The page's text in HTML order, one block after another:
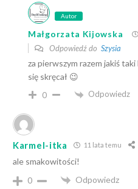
Autor
Małgorzata Kijowska
Odpowiedź do Szysia
za pierwszym razem jakiś
się skręcał 😉
0 Odpowiedz
Karmel-itka 11 lata temu
ale smakowitości!
0
Odpowiedz